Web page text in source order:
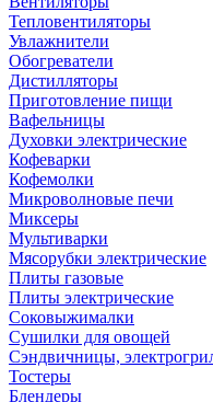
Тепловентиляторы
Увлажнители
Обогреватели
Дистилляторы
Приготовление пищи
Вафельницы
Духовки электрические
Кофеварки
Кофемолки
Микроволновые печи
Миксеры
Мультиварки
Мясорубки электрические
Плиты газовые
Плиты электрические
Соковыжималки
Сушилки для овощей
Сэндвичницы,
Тостеры
Блендеры